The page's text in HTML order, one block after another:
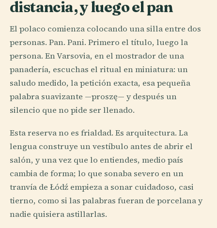
distancia, y luego el pan
El polaco comienza colocando una silla entre dos
personas. Pan. Pani. Primero el título, luego la
persona. En Varsovia, en el mostrador de una
panadería, escuchas el ritual en miniatura: un
saludo medido, la petición exacta, esa pequeña
palabra suavizante —proszę— y después un
silencio que no pide ser llenado.
Esta reserva no es frialdad. Es arquitectura. La
lengua construye un vestíbulo antes de abrir el
salón, y una vez que lo entiendes, medio país
cambia de forma; lo que sonaba severo en un
tranvía de Łódź empieza a sonar cuidadoso, casi
tierno, como si las palabras fueran de porcelana y
nadie quisiera astillarlas.